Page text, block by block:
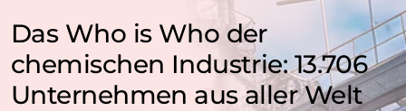
Das Who is Who der
chemischen Industrie: 13.706
Unternehmen aus aller Welt